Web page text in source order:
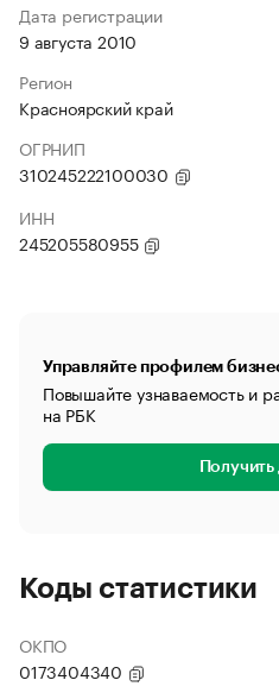
Дата регистрации
9 августа 2010
Регион
Красноярский край
ОГРНИП
310245222100030
ИНН
245205580955
Управляйте профилем
Повышайте узнаваемость и
на РБК
Коды статистики
ОКПО
0173404340